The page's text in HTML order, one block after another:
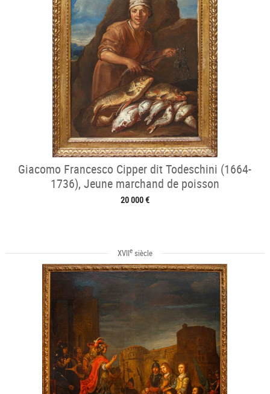
Giacomo Francesco Cipper dit Todeschini (1664-
1736), Jeune marchand de poisson
20 000 €
XVIIesiècle